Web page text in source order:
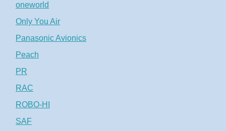
oneworld
Only You Air
Panasonic Avionics
Peach
PR
RAC
ROBO-HI
SAF